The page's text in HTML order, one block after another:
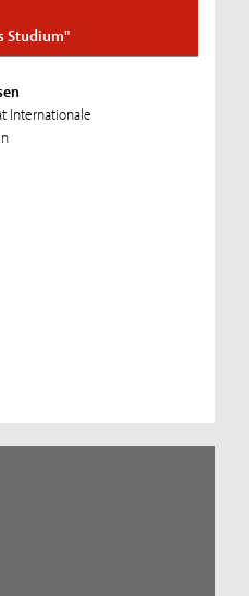
Studium"
Internationale